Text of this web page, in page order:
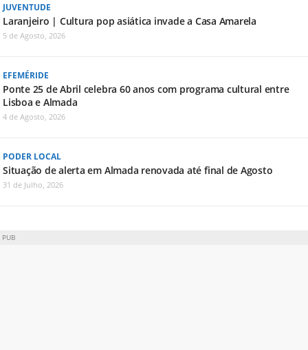
JUVENTUDE
Laranjeiro | Cultura pop asiática invade a Casa Amarela
5 de Agosto, 2026
EFEMÉRIDE
Ponte 25 de Abril celebra 60 anos com programa cultural entre
Lisboa e Almada
4 de Agosto, 2026
PODER LOCAL
Situação de alerta em Almada renovada até final de Agosto
31 de Julho, 2026
PUB